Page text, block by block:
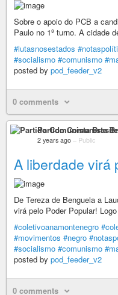
Sobre o apoio do PCB a
Paulo no 1º turno. A cidade
#lutasnosestados
#socialismo #comunismo
posted by pod_feeder_v2
0 comments
Partido Comunista
2 years ago – Public
A liberdade virá
De Tereza de Benguela a
virá pelo Poder Popular!
#coletivoanamontenegro
#movimentos #negro
#socialismo #comunismo
posted by pod_feeder_v2
0 comments